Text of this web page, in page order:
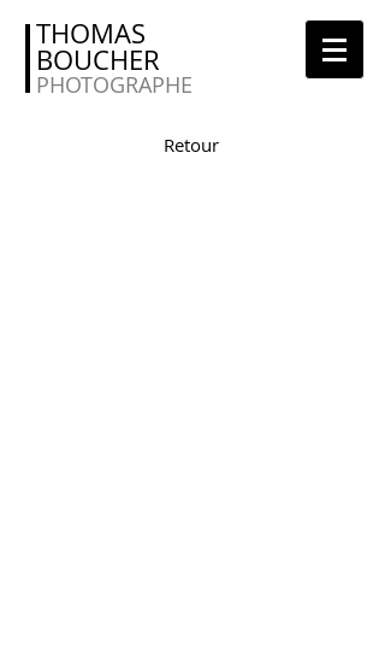
THOMAS
BOUCHER
PHOTOGRAPHE
Retour